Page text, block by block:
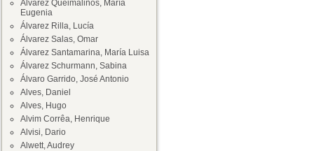
Álvarez Queimaliños, María
Eugenia
Álvarez Rilla, Lucía
Álvarez Salas, Omar
Álvarez Santamarina, María Luisa
Álvarez Schurmann, Sabina
Álvaro Garrido, José Antonio
Alves, Daniel
Alves, Hugo
Alvim Corrêa, Henrique
Alvisi, Dario
Alwett, Audrey